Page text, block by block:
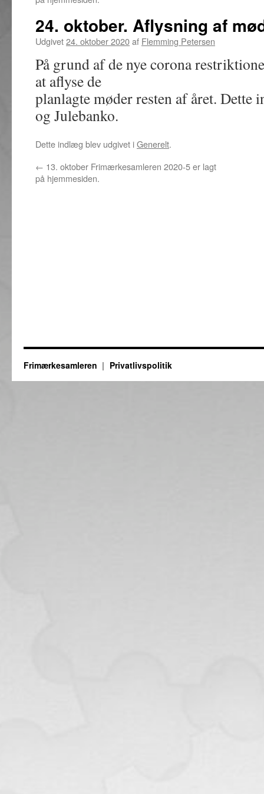
24. oktober. Aflysning af
Udgivet24. oktober 2020af Flemming Petersen
På grund af de nye corona
at aflyse de
planlagte møder resten af året. Dette
og Julebanko.
Dette indlæg blev udgivet iGenerelt.
← 13. oktober Frimærkesamleren 2020-5 er lagt
på hjemmesiden.
Frimærkesamleren Privatlivspolitik